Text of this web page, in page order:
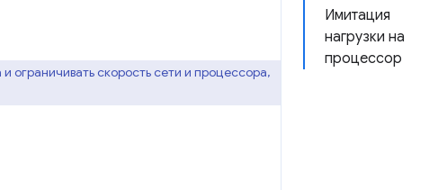
Имитация
нагрузки на
процессор
ограничивать скорость сети и процессора,